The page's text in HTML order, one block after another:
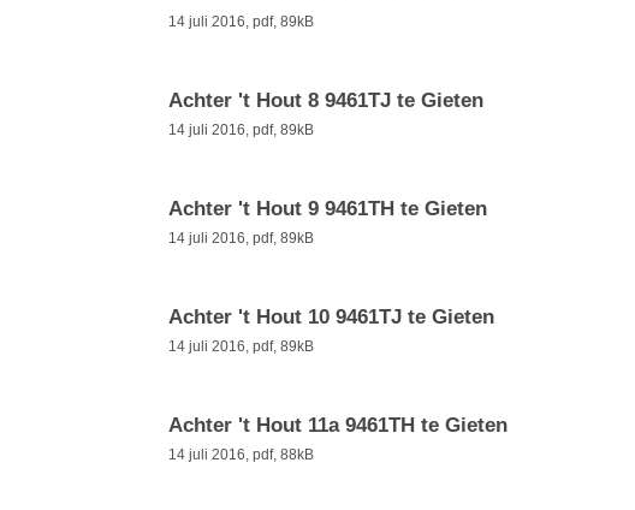
14 juli 2016, pdf, 89kB
Achter 't Hout 8 9461TJ te Gieten
14 juli 2016, pdf, 89kB
Achter 't Hout 9 9461TH te Gieten
14 juli 2016, pdf, 89kB
Achter 't Hout 10 9461TJ te Gieten
14 juli 2016, pdf, 89kB
Achter 't Hout 11a 9461TH te Gieten
14 juli 2016, pdf, 88kB